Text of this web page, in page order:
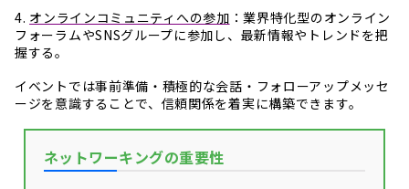
4. オンラインコミュニティへの参加 ：業界特化型のオンライン
フォーラムやSNSグループに参加し、最新情報やトレンドを把
握する。
イベントでは事前準備・積極的な会話・フォローアップメッセ
ージを意識することで、信頼関係を着実に構築できます。
ネットワーキングの重要性